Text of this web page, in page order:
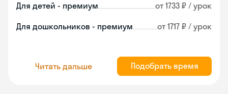
Для детей - премиум от 1733 ₽ / урок
Для дошкольников - премиум от 1717 ₽ / урок
Читать дальше Подобрать время